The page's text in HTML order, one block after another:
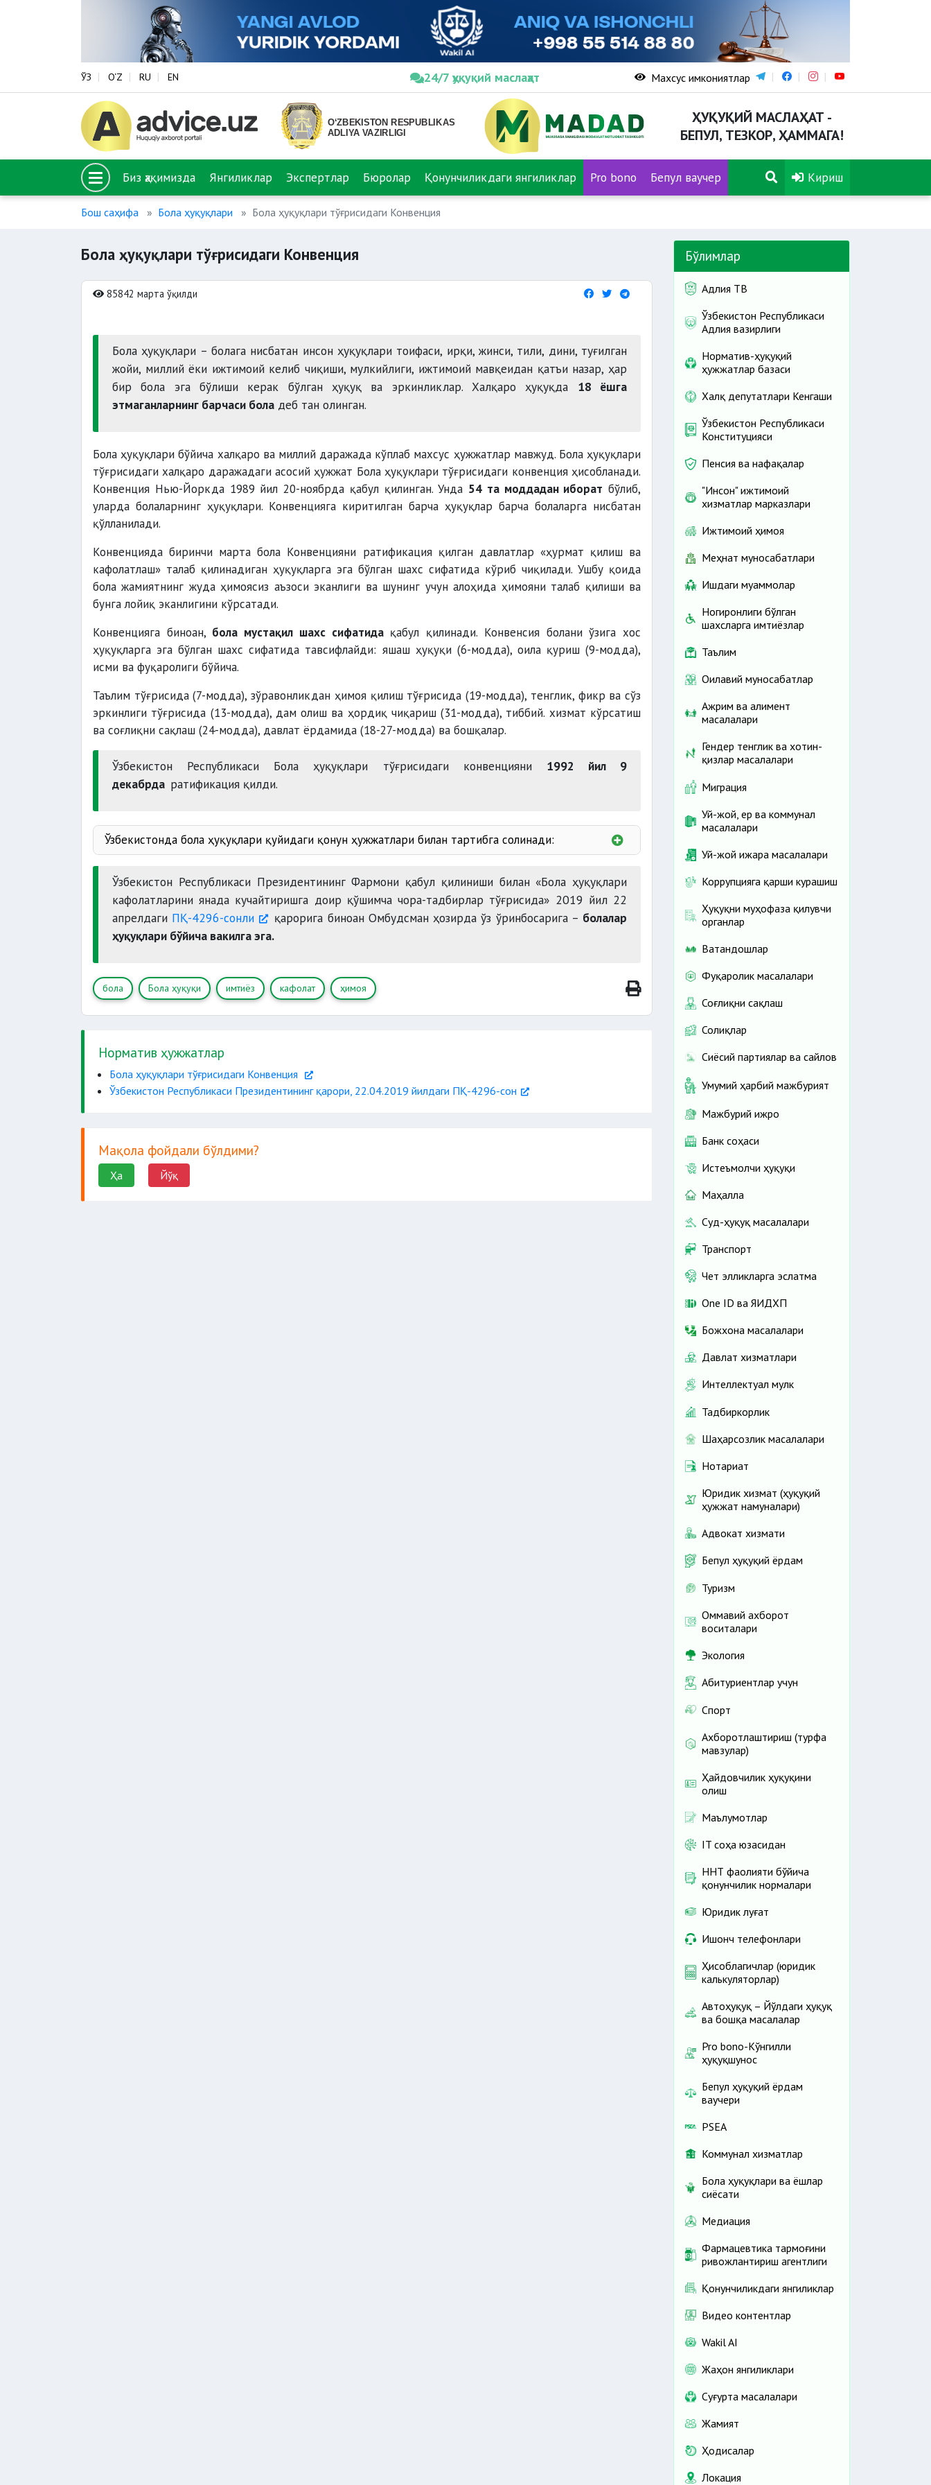
ЎЗ O‘Z RU EN 24/7 ҳуқуқий маслаҳат Махсус имкониятлар
ҲУҚУҚИЙ МАСЛАҲАТ -
БЕПУЛ, ТЕЗКОР, ҲАММАГА!
Биз ҳақимизда Янгиликлар Экспертлар Бюролар Қонунчиликдаги янгиликлар Pro bono Бепул ваучер Кириш
Бош саҳифа Бола ҳуқуқлари Бола ҳуқуқлари тўғрисидаги Конвенция
Бола ҳуқуқлари тўғрисидаги Конвенция
85842 марта ўқилди
Бола ҳуқуқлари – болага нисбатан инсон ҳуқуқлари тоифаси, ирқи, жинси, тили, дини, туғилган
жойи, миллий ёки ижтимоий келиб чиқиши, мулкийлиги, ижтимоий мавқеидан қатъи назар, ҳар
бир бола эга бўлиши керак бўлган ҳуқуқ ва эркинликлар. Халқаро ҳуқуқда 18 ёшга
этмаганларнинг барчаси бола деб тан олинган.
Бола ҳуқуқлари бўйича халқаро ва миллий даражада кўплаб махсус ҳужжатлар мавжуд. Бола ҳуқуқлари
тўғрисидаги халқаро даражадаги асосий ҳужжат Бола ҳуқуқлари тўғрисидаги конвенция ҳисобланади.
Конвенция Нью-Йоркда 1989 йил 20-ноябрда қабул қилинган. Унда 54 та моддадан иборат бўлиб,
уларда болаларнинг ҳуқуқлари. Конвенцияга киритилган барча ҳуқуқлар барча болаларга нисбатан
қўлланилади.
Конвенцияда биринчи марта бола Конвенцияни ратификация қилган давлатлар «ҳурмат қилиш ва
кафолатлаш» талаб қилинадиган ҳуқуқларга эга бўлган шахс сифатида кўриб чиқилади. Ушбу қоида
бола жамиятнинг жуда ҳимоясиз аъзоси эканлиги ва шунинг учун алоҳида ҳимояни талаб қилиши ва
бунга лойиқ эканлигини кўрсатади.
Конвенцияга биноан, бола мустақил шахс сифатидақабул қилинади. Конвенсия болани ўзига хос
ҳуқуқларга эга бўлган шахс сифатида тавсифлайди: яшаш ҳуқуқи (6-модда), оила қуриш (9-модда),
исми ва фуқаролиги бўйича.
Таълим тўғрисида (7-модда), зўравонликдан ҳимоя қилиш тўғрисида (19-модда), тенглик, фикр ва сўз
эркинлиги тўғрисида (13-модда), дам олиш ва ҳордиқ чиқариш (31-модда), тиббий. хизмат кўрсатиш
ва соғлиқни сақлаш (24-модда), давлат ёрдамида (18-27-модда) ва бошқалар.
Ўзбекистон Республикаси Бола ҳуқуқлари тўғрисидаги конвенцияни 1992 йил 9
декабрда ратификация қилди.
Ўзбекистонда бола ҳуқуқлари қуйидаги қонун ҳужжатлари билан тартибга солинади:
Оила кодекси;
Бола ҳуқуқларининг кафолатлари тўғрисида
Васийлик ва ҳомийлик тўғрисида
Ўзбекистон Республикаси Президентининг Фармони қабул қилиниши билан «Бола ҳуқуқлари
кафолатларини янада кучайтиришга доир қўшимча чора-тадбирлар тўғрисида» 2019 йил 22
апрелдаги ПҚ-4296-сонли қарорига биноан Омбудсман ҳозирда ўз ўринбосарига – болалар
ҳуқуқлари бўйича вакилга эга.
бола Бола ҳуқуқи имтиёз кафолат ҳимоя
Норматив ҳужжатлар
Бола ҳуқуқлари тўғрисидаги Конвенция
Ўзбекистон Республикаси Президентининг қарори, 22.04.2019 йилдаги ПҚ-4296-сон
Мақола фойдали бўлдими?
Ҳа Йўқ
Бўлимлар
Адлия ТВ
Ўзбекистон Республикаси
Адлия вазирлиги
Норматив-ҳуқуқий
ҳужжатлар базаси
Халқ депутатлари Кенгаши
Ўзбекистон Республикаси
Конституцияси
Пенсия ва нафақалар
"Инсон" ижтимоий
хизматлар марказлари
Ижтимоий ҳимоя
Меҳнат муносабатлари
Ишдаги муаммолар
Ногиронлиги бўлган
шахсларга имтиёзлар
Таълим
Оилавий муносабатлар
Ажрим ва алимент
масалалари
Гендер тенглик ва хотин-
қизлар масалалари
Миграция
Уй-жой, ер ва коммунал
масалалари
Уй-жой ижара масалалари
Коррупцияга қарши курашиш
Ҳуқуқни муҳофаза қилувчи
органлар
Ватандошлар
Фуқаролик масалалари
Соғлиқни сақлаш
Солиқлар
Сиёсий партиялар ва сайлов
Умумий ҳарбий мажбурият
Мажбурий ижро
Банк соҳаси
Истеъмолчи ҳуқуқи
Маҳалла
Суд-ҳуқуқ масалалари
Транспорт
Чет элликларга эслатма
One ID ва ЯИДХП
Божхона масалалари
Давлат хизматлари
Интеллектуал мулк
Тадбиркорлик
Шаҳарсозлик масалалари
Нотариат
Юридик хизмат (ҳуқуқий
ҳужжат намуналари)
Адвокат хизмати
Бепул ҳуқуқий ёрдам
Туризм
Оммавий ахборот
воситалари
Экология
Абитуриентлар учун
Спорт
Ахборотлаштириш (турфа
мавзулар)
Ҳайдовчилик ҳуқуқини
олиш
Маълумотлар
IT соҳа юзасидан
ННТ фаолияти бўйича
қонунчилик нормалари
Юридик луғат
Ишонч телефонлари
Ҳисоблагичлар (юридик
калькуляторлар)
Автоҳуқуқ – Йўлдаги ҳуқуқ
ва бошқа масалалар
Pro bono-Кўнгилли
ҳуқуқшунос
Бепул ҳуқуқий ёрдам
ваучери
PSEA
Коммунал хизматлар
Бола ҳуқуқлари ва ёшлар
сиёсати
Медиация
Фармацевтика тармоғини
ривожлантириш агентлиги
Қонунчиликдаги янгиликлар
Видео контентлар
Wakil AI
Жаҳон янгиликлари
Cуғурта масалалари
Жамият
Ҳодисалар
Локация